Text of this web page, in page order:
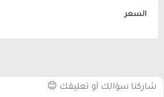
السعر